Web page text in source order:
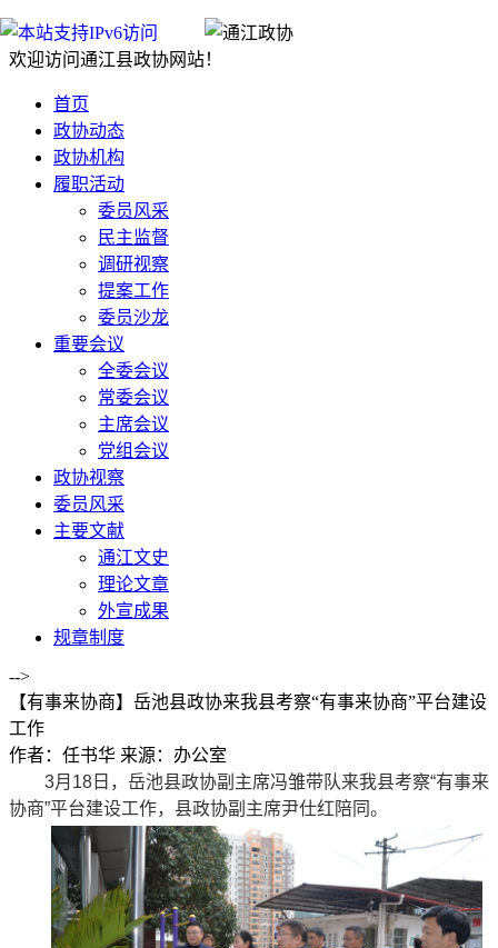
欢迎访问通江县政协网站！
首页
政协动态
政协机构
履职活动
委员风采
民主监督
调研视察
提案工作
委员沙龙
重要会议
全委会议
常委会议
主席会议
党组会议
政协视察
委员风采
主要文献
通江文史
理论文章
外宣成果
规章制度
-->
【有事来协商】岳池县政协来我县考察“有事来协商”平台建设
工作
作者：任书华 来源：办公室
3月18日，岳池县政协副主席冯雏带队来我县考察“有事来
协商”平台建设工作，县政协副主席尹仕红陪同。